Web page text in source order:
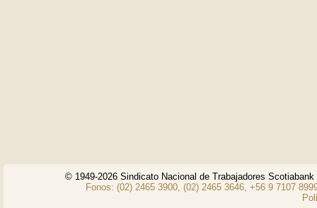
© 1949-2026 Sindicato Nacional de Trabajadores
Fonos: (02) 2465 3900, (02) 2465 3646, +56 9 7107